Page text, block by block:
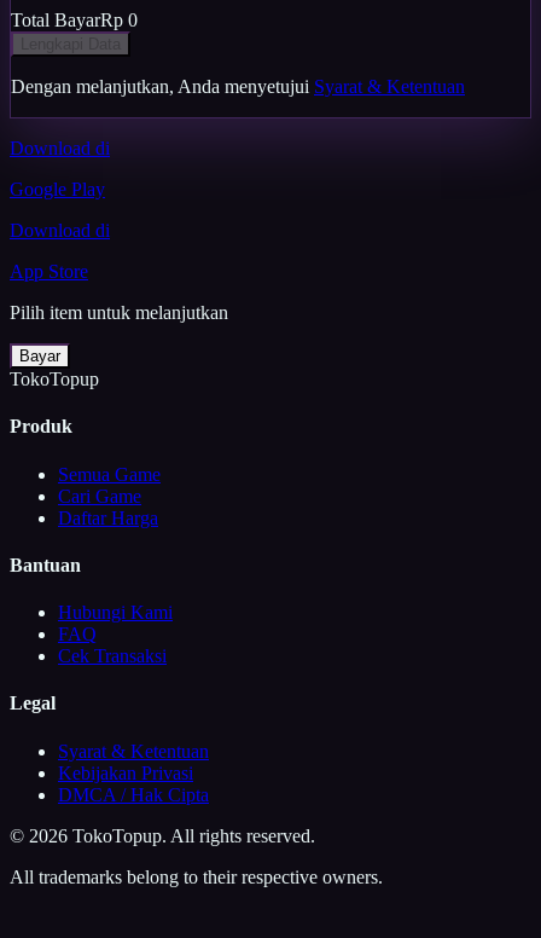
Total BayarRp 0
Dengan melanjutkan, Anda menyetujui Syarat & Ketentuan
Download di
Google Play
Download di
App Store
Pilih item untuk melanjutkan
Bayar
TokoTopup
Produk
Semua Game
Cari Game
Daftar Harga
Bantuan
Hubungi Kami
FAQ
Cek Transaksi
Legal
Syarat & Ketentuan
Kebijakan Privasi
DMCA / Hak Cipta
© 2026 TokoTopup. All rights reserved.
All trademarks belong to their respective owners.